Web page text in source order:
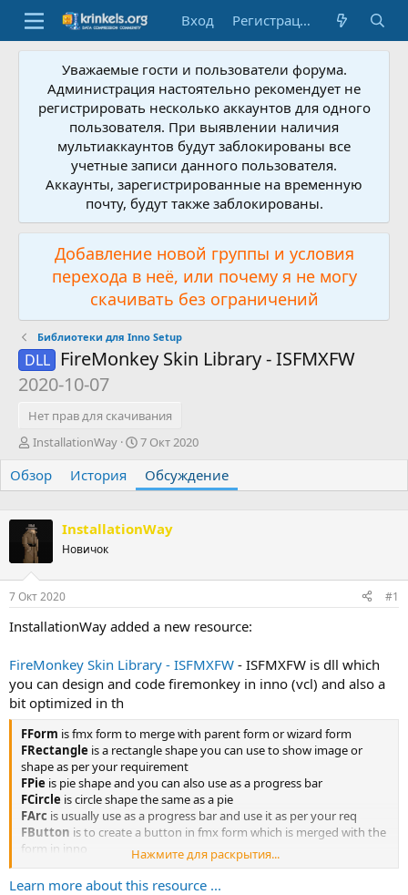
Вход Регистрация
Уважаемые гости и пользователи форума.
Администрация настоятельно рекомендует не
регистрировать несколько аккаунтов для одного
пользователя. При выявлении наличия
мультиаккаунтов будут заблокированы все
учетные записи данного пользователя.
Аккаунты, зарегистрированные на временную
почту, будут также заблокированы.
Добавление новой группы и условия
перехода в неё, или почему я не могу
скачивать без ограничений
Библиотеки для Inno Setup
DLL
FireMonkey Skin Library - ISFMXFW
2020-10-07
Нет прав для скачивания
А
т
о
т
е
м
ы
InstallationWay
Д
а
а
7 Окт 2020
Обзор История Обсуждение
InstallationWay
Новичок
7 Окт 2020 #1
InstallationWay added a new resource:
FireMonkey Skin Library - ISFMXFW - ISFMXFW is dll which
you can design and code firemonkey in inno (vcl) and also a
bit optimized in th
FForm is fmx form to merge with parent form or wizard form
FRectangle is a rectangle shape you can use to show image or
shape as per your requirement
FPie is pie shape and you can also use as a progress bar
FCircle is circle shape the same as a pie
FArc is usually use as a progress bar and use it as per your req
FButton is to create a button in fmx form which is merged with the
form in inno
FLabelis to create a label in fmx form
FEdit...
Нажмите для раскрытия...
Learn more about this resource ...